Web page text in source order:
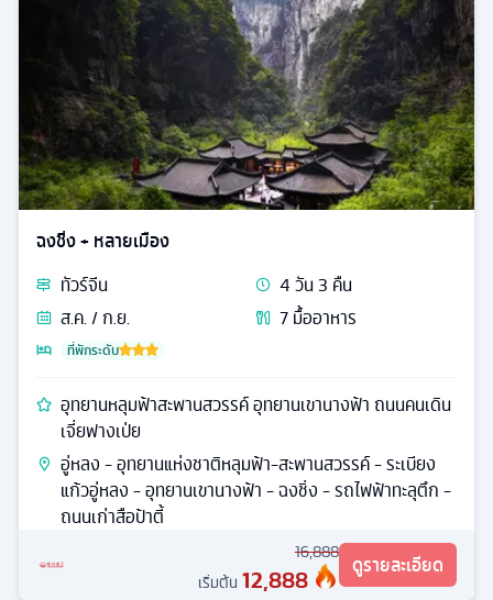
ฉงชิ่ง + หลายเมือง
ทัวร์จีน 4วัน3 คืน
ส.ค. / ก.ย.
7มื้ออาหาร
ที่พักระดับ
อุทยานหลุมฟ้าสะพานสวรรค์ อุทยานเขานางฟ้า ถนนคนเดิน
เจี่ยฟางเป่ย
อู่หลง - อุทยานแห่งชาติหลุมฟ้า-สะพานสวรรค์ - ระเบียง
แก้วอู่หลง - อุทยานเขานางฟ้า - ฉงชิ่ง - รถไฟฟ้าทะลุตึก -
ถนนเก่าสือป้าตี้
16,888
เริ่มต้น 12,888 ดูรายละเอียด